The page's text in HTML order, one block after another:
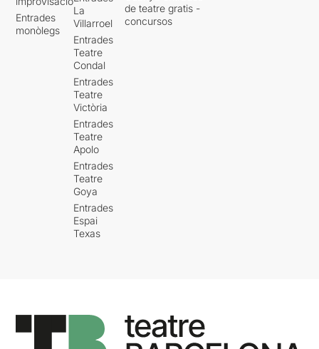
Entrades
monòlegs
La
Villarroel
Entrades
Teatre
Condal
Entrades
Teatre
Victòria
Entrades
Teatre
Apolo
Entrades
Teatre
Goya
Entrades
Espai
Texas
de teatre gratis -
concursos